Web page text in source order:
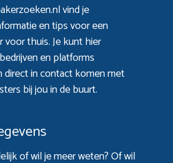
vind je
en tips voor een
thuis. Je kunt hier
en platforms
direct in contact komen met
bij jou in de buurt.
of wil je meer weten? Of wil